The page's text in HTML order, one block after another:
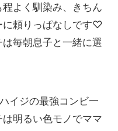
よく馴染み、きちん
に頼りっぱなしです♡
毎朝息子と一緒に選
イジの最強コンビ一
明るい色モノでママ